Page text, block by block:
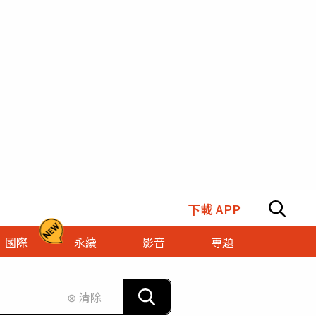
下載 APP
國際 永續 影音
專題
⊗ 清除